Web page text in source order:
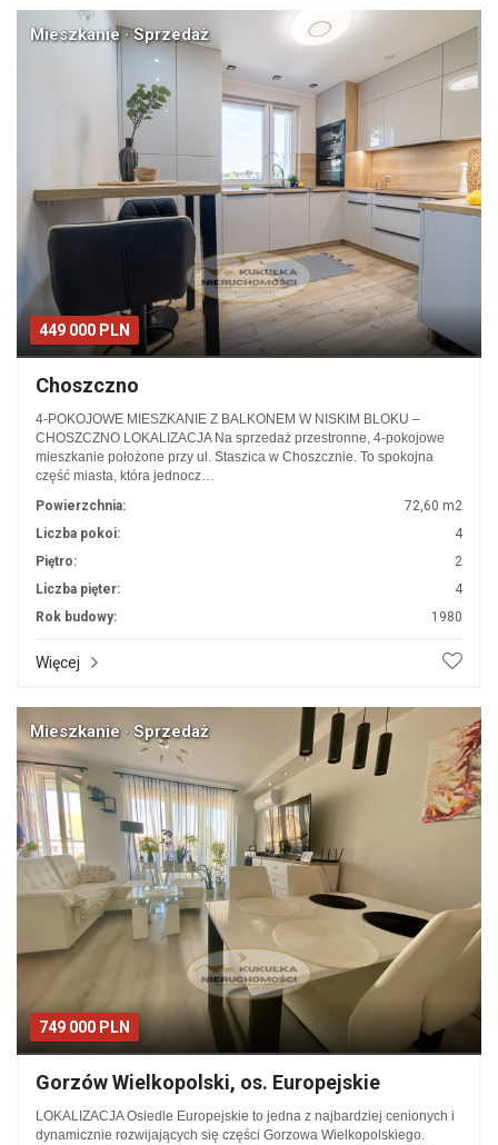
449 000 PLN
Mieszkanie · Sprzedaż
Choszczno
4-POKOJOWE MIESZKANIE Z BALKONEM W NISKIM BLOKU –
CHOSZCZNO LOKALIZACJA Na sprzedaż przestronne, 4-pokojowe
mieszkanie położone przy ul. Staszica w Choszcznie. To spokojna
część miasta, która jednocz…
Powierzchnia:
72,60 m2
Liczba pokoi:
4
Piętro:
2
Liczba pięter:
4
Rok budowy:
1980
Więcej
749 000 PLN
Mieszkanie · Sprzedaż
Gorzów Wielkopolski, os. Europejskie
LOKALIZACJA Osiedle Europejskie to jedna z najbardziej cenionych i
dynamicznie rozwijających się części Gorzowa Wielkopolskiego.